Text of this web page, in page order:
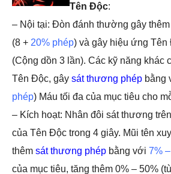
Tên Độc:
– Nội tại: Đòn đánh thường gây thêm
(8 + 20% phép) và gây hiệu ứng Tên
(Cộng dồn 3 lần). Các kỹ năng khác
Tên Độc, gây sát thương phép bằng
phép) Máu tối đa của mục tiêu cho
– Kích hoạt: Nhân đôi sát thương
của Tên Độc trong 4 giây. Mũi tên
thêm sát thương phép bằng với 7%
của mục tiêu, tăng thêm 0% – 50%